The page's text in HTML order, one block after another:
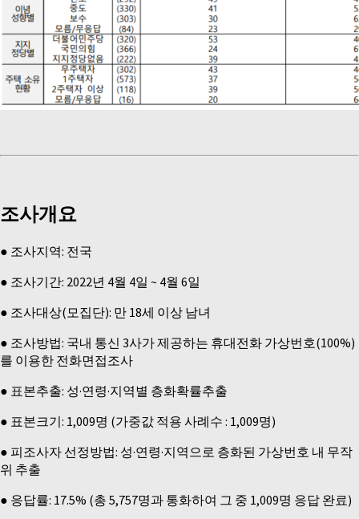
조사개요
● 조사지역: 전국
● 조사기간: 2022년 4월 4일 ~ 4월 6일
● 조사대상(모집단): 만 18세 이상 남녀
● 조사방법: 국내 통신 3사가 제공하는 휴대전화 가상번호(100%)
를 이용한 전화면접조사
● 표본추출: 성·연령·지역별 층화확률추출
● 표본크기: 1,009명 (가중값 적용 사례수 : 1,009명)
● 피조사자 선정방법: 성·연령·지역으로 층화된 가상번호 내 무작
위 추출
● 응답률: 17.5% (총 5,757명과 통화하여 그 중 1,009명 응답 완료)